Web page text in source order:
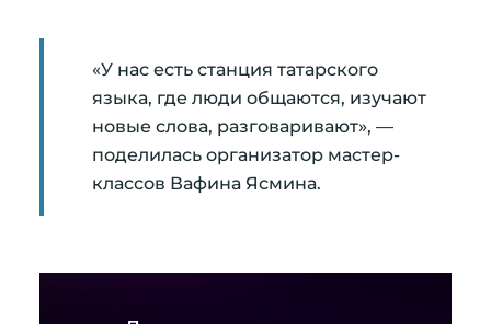
«У нас есть станция татарского
языка, где люди общаются, изучают
новые слова, разговаривают», —
поделилась организатор мастер-
классов Вафина Ясмина.